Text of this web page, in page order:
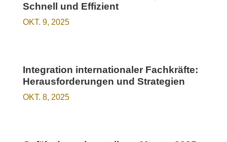
Schnell und Effizient
OKT. 9, 2025
Integration internationaler Fachkräfte:
Herausforderungen und Strategien
OKT. 8, 2025